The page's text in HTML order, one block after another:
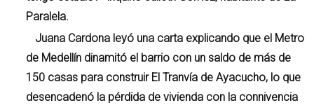
Paralela.
Juana Cardona leyó una carta explicando que el Metro
de Medellín dinamitó el barrio con un saldo de más de
150 casas para construir El Tranvía de Ayacucho, lo que
desencadenó la pérdida de vivienda con la connivencia